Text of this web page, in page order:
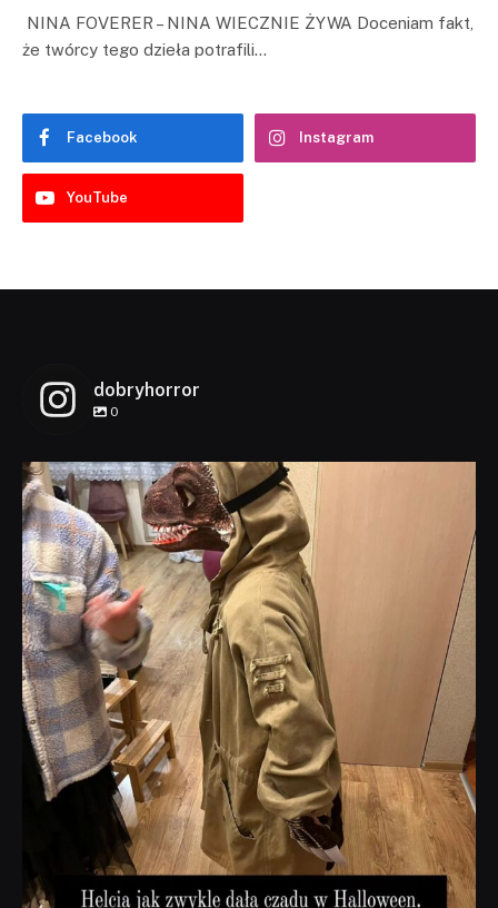
NINA FOVERER – NINA WIECZNIE ŻYWA Doceniam fakt,
że twórcy tego dzieła potrafili…
Facebook Instagram
YouTube
dobryhorror
0
dobryhorror
Lis 1